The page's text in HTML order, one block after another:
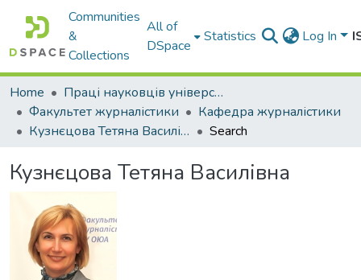
Communities
&
Collections
All of
DSpace
Statistics Log In
Home
Праці науковців університету
Факультет журналістики
Кафедра журналістики
Кузнєцова Тетяна Василівна
Search
Кузнєцова Тетяна Василівна